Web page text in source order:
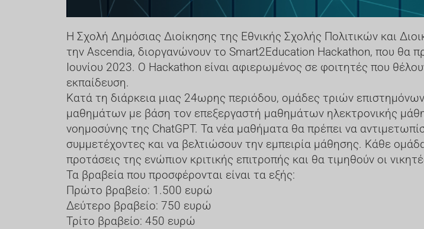
Η Σχολή Δημόσιας Διοίκησης της Εθνικής Σχολής Πολιτικών και
την Ascendia, διοργανώνουν το Smart2Education Hackathon, που θα
Ιουνίου 2023. Ο Hackathon είναι αφιερωμένος σε φοιτητές που
εκπαίδευση.
Κατά τη διάρκεια μιας 24ωρης περιόδου, ομάδες τριών
μαθημάτων με βάση τον επεξεργαστή μαθημάτων ηλεκτρονικής
νοημοσύνης της ChatGPT. Τα νέα μαθήματα θα πρέπει να
συμμετέχοντες και να βελτιώσουν την εμπειρία μάθησης. Κάθε
προτάσεις της ενώπιον κριτικής επιτροπής και θα τιμηθούν οι
Τα βραβεία που προσφέρονται είναι τα εξής:
Πρώτο βραβείο: 1.500 ευρώ
Δεύτερο βραβείο: 750 ευρώ
Τρίτο βραβείο: 450 ευρώ